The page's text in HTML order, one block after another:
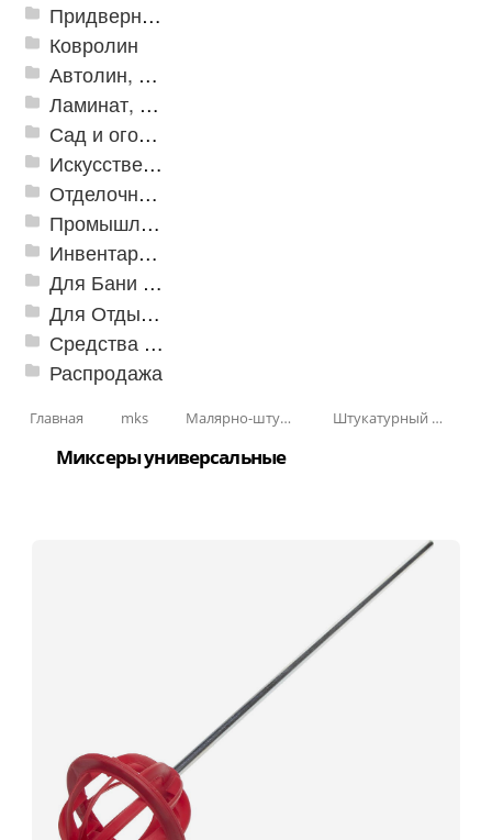
Придверные решетки
Ковролин
Автолин, Транслин, Линолеум
Ламинат, Кварцвиниловая плитка SPC
Сад и огород
Искусственная трава
Отделочные профили
Промышленный текстиль
Инвентарь для клининга
Для Бани и Сауны
Для Отдыха и Пикника
Средства от насекомых и садовых вредителей
Распродажа
Главная mks Малярно-штукатурные инструменты Штукатурный инструмент
Миксеры универсальные